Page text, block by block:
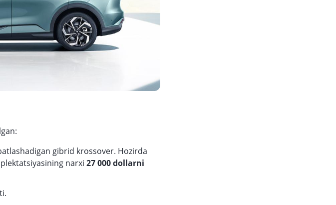
gibrid krossover. Hozirda
narxi 27 000 dollarni